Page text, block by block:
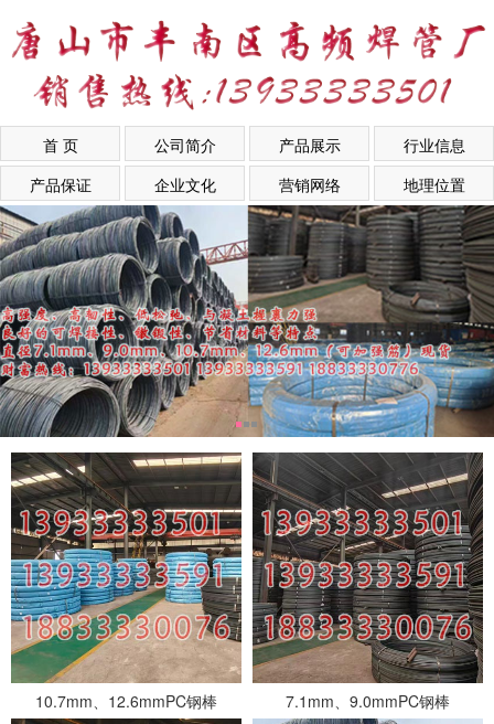
首 页 公司简介 产品展示
行业信息
产品保证
企业文化 营销网络 地理位置
10.7mm、12.6mmPC钢棒 7.1mm、9.0mmPC钢棒